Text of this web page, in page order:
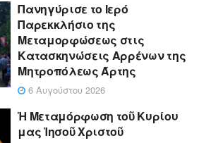
Πανηγύρισε το Ιερό
Παρεκκλήσιο της
Μεταμορφώσεως στις
Κατασκηνώσεις Αρρένων της
Μητροπόλεως Άρτης
6 Αυγούστου 2026
Ἡ Μεταμόρφωση τοῦ Κυρίου
μας Ἰησοῦ Χριστοῦ